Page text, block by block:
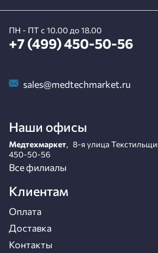
ПН - ПТ с 10.00 до 18.00
+7 (499) 450-50-56
sales@medtechmarket.ru
Наши офисы
Медтехмаркет, 8-я улица
450-50-56
Все филиалы
Клиентам
Оплата
Доставка
Контакты